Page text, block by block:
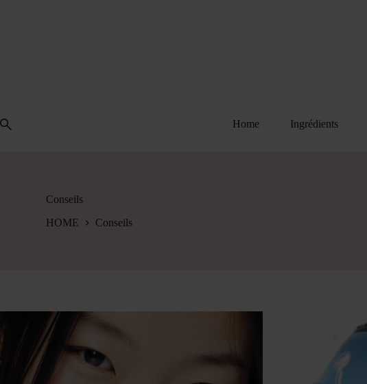
Home Ingrédients
Conseils
HOME Conseils